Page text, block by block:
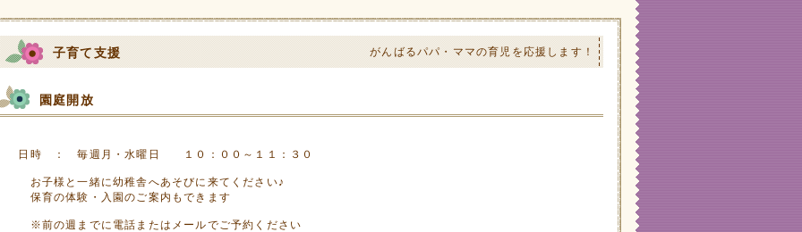
子育て支援 がんばるパパ・ママの育児を応援します！
園庭開放
日時 ： 毎週月・水曜日 １０：００～１１：３０
お子様と一緒に幼稚舎へあそびに来てください♪
保育の体験・入園のご案内もできます
※前の週までに電話またはメールでご予約ください